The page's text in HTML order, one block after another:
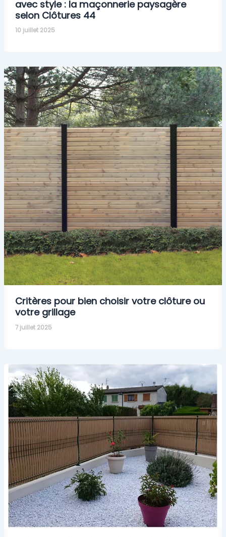
avec style : la maçonnerie paysagère
selon Clôtures 44
10 juillet 2025
Critères pour bien choisir votre clôture ou
votre grillage
7 juillet 2025